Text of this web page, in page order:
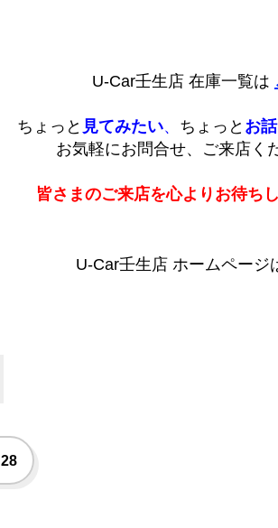
U-Car壬生店 在庫一覧は
ちょっと 見てみたい、 ちょっと お
お気軽にお問合せ、ご来店く
皆さまのご来店を心よりお待ち
U-Car壬生店 ホームページ
28